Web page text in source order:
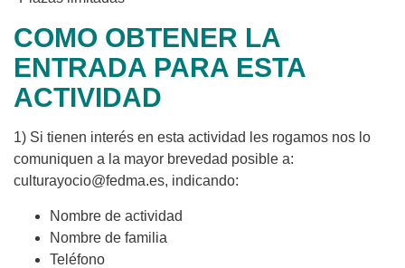
COMO OBTENER LA
ENTRADA PARA ESTA
ACTIVIDAD
1) Si tienen interés en esta actividad les rogamos nos lo
comuniquen a la mayor brevedad posible a:
culturayocio@fedma.es, indicando:
Nombre de actividad
Nombre de familia
Teléfono